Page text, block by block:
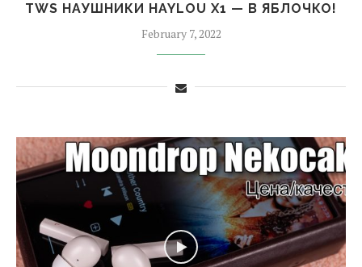
TWS НАУШНИКИ HAYLOU X1 — В ЯБЛОЧКО!
February 7, 2022